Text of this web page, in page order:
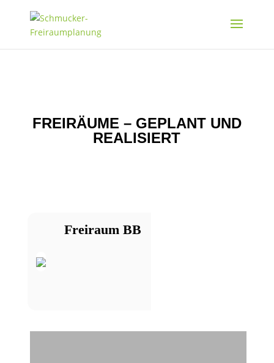
FREIRÄUME – GEPLANT UND
REALISIERT
Freiraum BB